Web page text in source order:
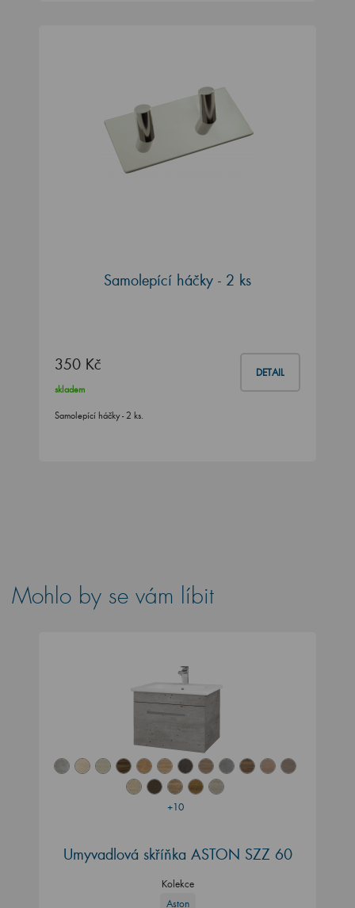
Samolepící háčky - 2 ks
350 Kč DETAIL
skladem
Samolepící háčky - 2 ks.
Mohlo by se vám líbit
+10
Umyvadlová skříňka ASTON SZZ 60
Kolekce
Aston